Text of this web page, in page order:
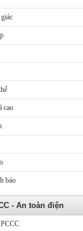
cao
báo
- An toàn điện